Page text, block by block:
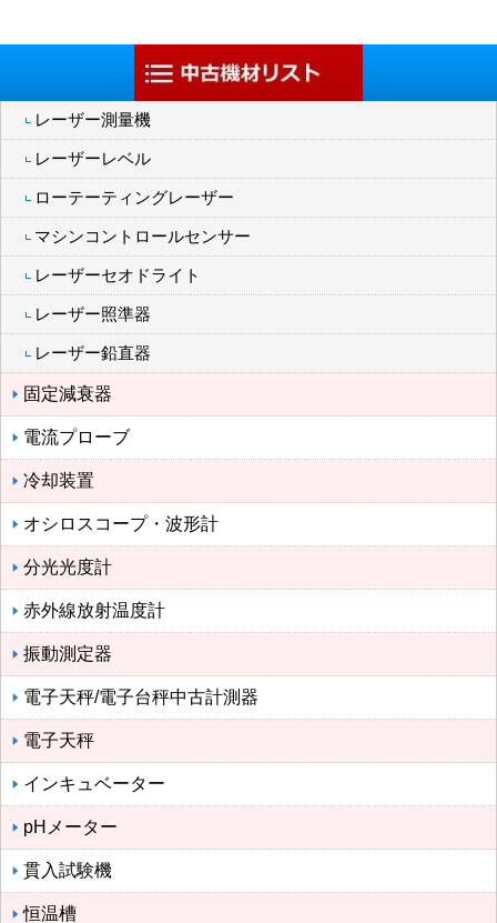
レーザー測量機
レーザーレベル
ローテーティングレーザー
マシンコントロールセンサー
レーザーセオドライト
レーザー照準器
レーザー鉛直器
固定減衰器
電流プローブ
冷却装置
オシロスコープ・波形計
分光光度計
赤外線放射温度計
振動測定器
電子天秤/電子台秤中古計測器
電子天秤
インキュベーター
pHメーター
貫入試験機
恒温槽